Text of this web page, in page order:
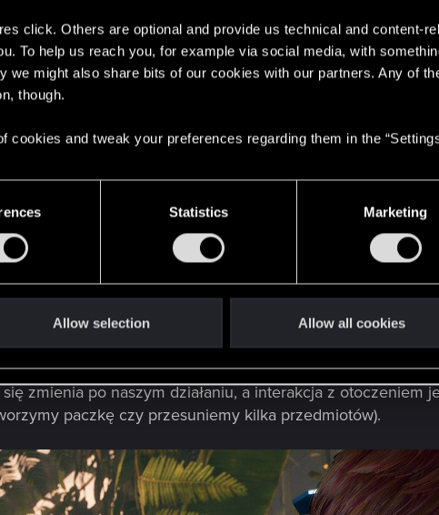
click. Others are optional and provide us technical and content-
To help us reach you, for example via social media, with
we might also share bits of our cookies with our partners. Any of
though.
cookies and tweak your preferences regarding them in the
Statistics Marketing
Allow selection Allow all cookies
artystycznym, nie powala jak na tytuł z 2025
debiutu na konsoli PS5 ) i czasem zdarzają się
do 4K w wersji PC - zdaje się, iż zrobiono to dość
aż bardzo bobrze (zwłaszcza w modelach głównym
to jest on dość zróżnicowany ale tutaj znowu prosiłoby
wielkie kaniony oraz bezkresne pustynie czy podziemia, a
gdy chcemy przedstawić zrujnowany post
zmienia po naszym działaniu, a interakcja z otoczeniem
paczkę czy przesuniemy kilka przedmiotów).